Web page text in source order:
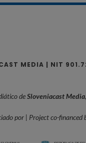
MEDIA | NIT
deSloveniacast Media
por | Project co-financed